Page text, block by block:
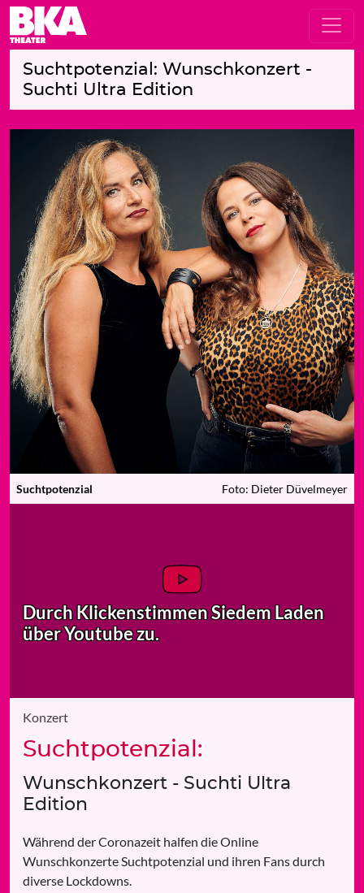
Suchtpotenzial: Wunschkonzert -
Suchti Ultra Edition
Suchtpotenzial Foto: Dieter Düvelmeyer
Durch Klickenstimmen Siedem Laden
über Youtube zu.
Konzert
Suchtpotenzial:
Wunschkonzert - Suchti Ultra
Edition
Während der Coronazeit halfen die Online
Wunschkonzerte Suchtpotenzial und ihren Fans durch
diverse Lockdowns.